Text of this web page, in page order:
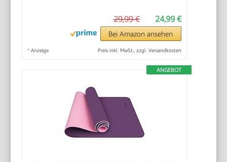
24,99 €
29,99 €
Bei Amazon ansehen
* Anzeige Preis inkl. MwSt., zzgl. Versandkosten
ANGEBOT